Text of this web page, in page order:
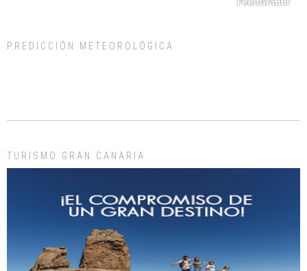
días, ella incluida...
Gato manso encontrado
Este gato macho ha aparecido en la calle hace menos de un mes, es muy
PREDICCIÓN METEOROLÓGICA
TURISMO GRAN CANARIA